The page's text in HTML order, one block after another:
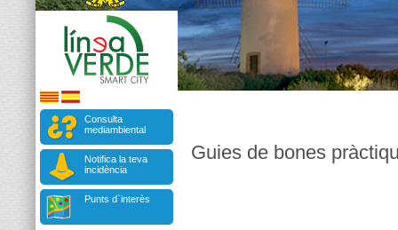
Consulta
mediambiental
Notifica la teva
incidència
Punts d`interès
Guies de bones